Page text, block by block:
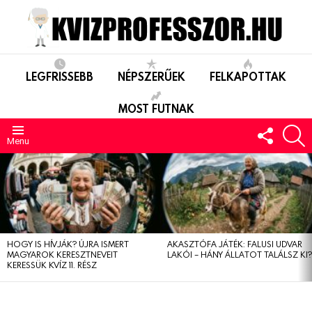
LEGFRISSEBB NÉPSZERŰEK FELKAPOTTAK
MOST FUTNAK
Menu
US
LEGUTÓBBIAK
HOGY IS HÍVJÁK? ÚJRA ISMERT
MAGYAROK KERESZTNEVEIT
KERESSÜK KVÍZ 11. RÉSZ
AKASZTÓFA JÁTÉK: FALUSI UDVAR
LAKÓI – HÁNY ÁLLATOT TALÁLSZ KI?